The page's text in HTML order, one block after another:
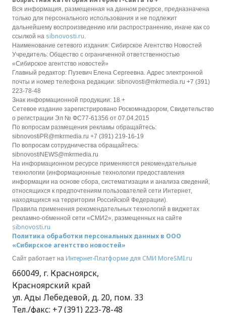
Вся информация, размещенная на данном ресурсе, предназначена
только для персонального использования и не подлежит
дальнейшему воспроизведению или распространению, иначе как со
ссылкой на sibnovosti.ru.
Наименование сетевого издания: Сибирское Агентство Новостей
Учредитель: Общество с ограниченной ответственностью
«Сибирское агентство новостей»
Главный редактор: Пузевич Елена Сергеевна. Адрес электронной
почты и номер телефона редакции: sibnovosti@mkrmedia.ru +7 (391)
223-78-48
Знак информационной продукции: 18 +
Сетевое издание зарегистрировано Роскомнадзором, Свидетельство
о регистрации Эл № ФС77-61356 от 07.04.2015
По вопросам размещения рекламы обращайтесь:
sibnovostiPR@mkrmedia.ru +7 (391) 219-16-19
По вопросам сотрудничества обращайтесь:
sibnovostiNEWS@mkrmedia.ru
На информационном ресурсе применяются рекомендательные
технологии (информационные технологии предоставления
информации на основе сбора, систематизации и анализа сведений,
относящихся к предпочтениям пользователей сети Интернет,
находящихся на территории Российской Федерации).
Правила применения рекомендательных технологий в виджетах
рекламно-обменной сети «СМИ2», размещенных на сайте
sibnovosti.ru
Политика обработки персональных данных в ООО
«Сибирское агентство новостей»
Сайт работает на Интернет-Платформе для СМИ MoreSMI.ru
660049, г. Красноярск,
Красноярский край
ул. Ады Лебедевой, д. 20, пом. 33
Тел./факс: +7 (391) 223-78-48